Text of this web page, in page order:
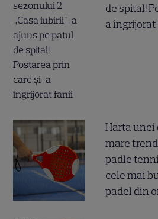
de spital!
a
Harta
mare
padle
cele mai
padel din